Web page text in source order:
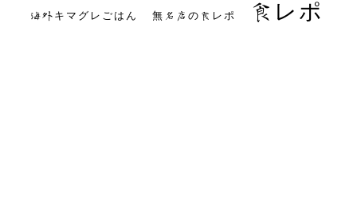
海外キマグレごはん 無名店の食レポ 食レポ